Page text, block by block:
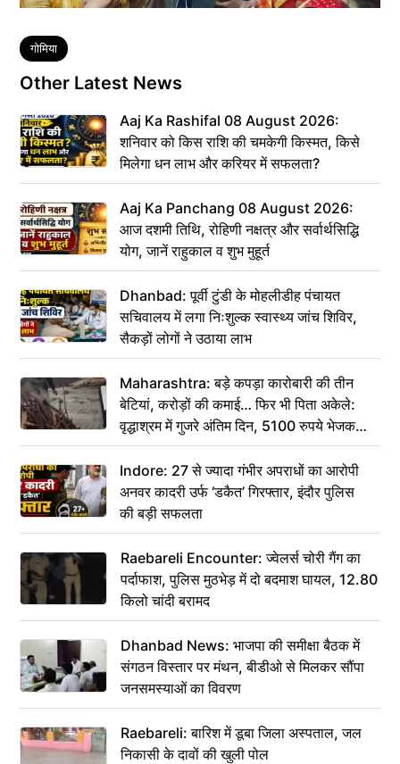
Tags
गोमिया
Other Latest News
Aaj Ka Rashifal 08 August 2026:
शनिवार को किस राशि की चमकेगी किस्मत, किसे
मिलेगा धन लाभ और करियर में सफलता?
Aaj Ka Panchang 08 August 2026:
आज दशमी तिथि, रोहिणी नक्षत्र और सर्वार्थसिद्धि
योग, जानें राहुकाल व शुभ मुहूर्त
Dhanbad: पूर्वी टुंडी के मोहलीडीह पंचायत
सचिवालय में लगा निःशुल्क स्वास्थ्य जांच शिविर,
सैकड़ों लोगों ने उठाया लाभ
Maharashtra: बड़े कपड़ा कारोबारी की तीन
बेटियां, करोड़ों की कमाई… फिर भी पिता अकेले:
वृद्धाश्रम में गुजरे अंतिम दिन, 5100 रुपये भेजकर
कहा– अंतिम संस्कार कर दीजिए हम नहीं आ पाएंगे
Indore: 27 से ज्यादा गंभीर अपराधों का आरोपी
अनवर कादरी उर्फ ‘डकैत’ गिरफ्तार, इंदौर पुलिस
की बड़ी सफलता
Raebareli Encounter: ज्वेलर्स चोरी गैंग का
पर्दाफाश, पुलिस मुठभेड़ में दो बदमाश घायल, 12.80
किलो चांदी बरामद
Dhanbad News: भाजपा की समीक्षा बैठक में
संगठन विस्तार पर मंथन, बीडीओ से मिलकर सौंपा
जनसमस्याओं का विवरण
Raebareli: बारिश में डूबा जिला अस्पताल, जल
निकासी के दावों की खुली पोल